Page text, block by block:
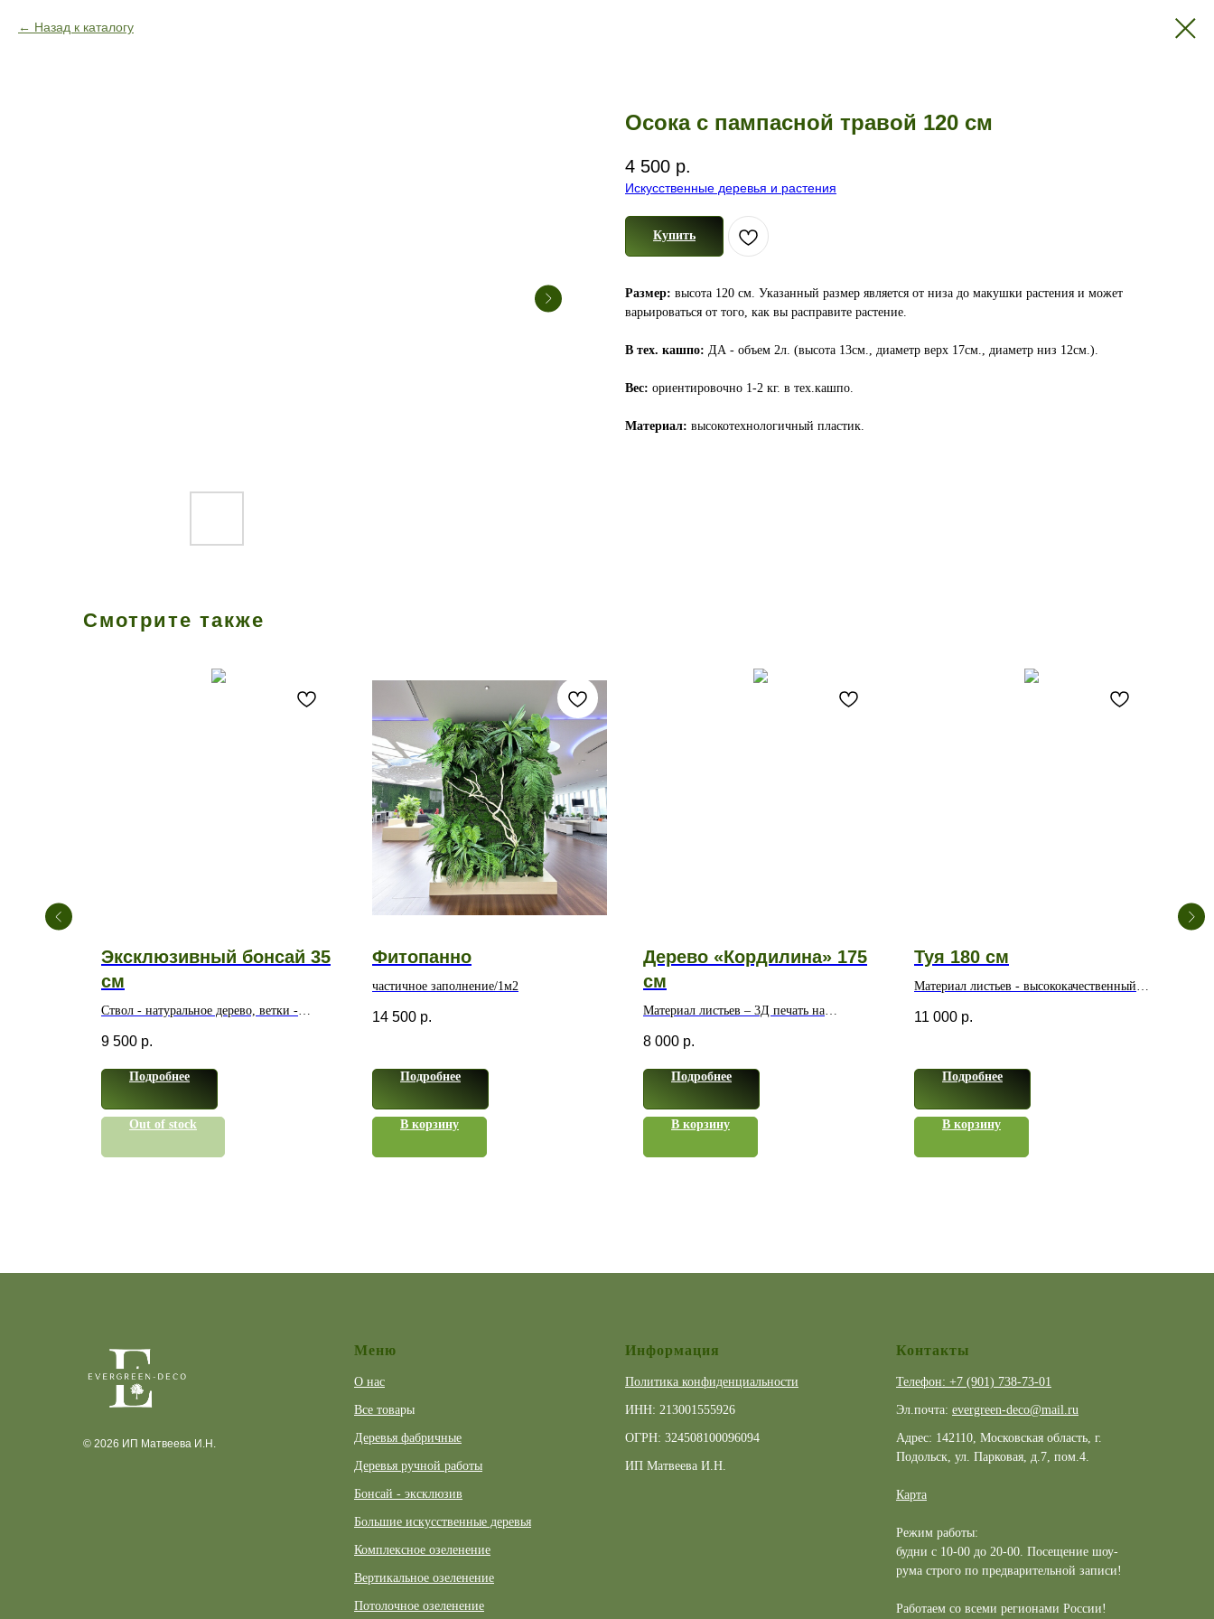
Назад к каталогу
Осока с пампасной травой 120 см
4 500 р.
Искусственные деревья и растения
Купить
Размер: высота 120 см. Указанный размер является от низа до макушки растения и может
варьироваться от того, как вы расправите растение.
В тех. кашпо: ДА - объем 2л. (высота 13см., диаметр верх 17см., диаметр низ 12см.).
Вес: ориентировочно 1-2 кг. в тех.кашпо.
Материал: высокотехнологичный пластик.
Смотрите также
Эксклюзивный бонсай 35
см
Ствол - натуральное дерево, ветки -
9 500 р.
Подробнее
Out of stock
Фитопанно
частичное заполнение/1м2
14 500 р.
Подробнее
В корзину
Дерево «Кордилина» 175
см
Материал листьев – 3Д печать на
полимерном волокне
8 000 р.
Подробнее
В корзину
Туя 180 см
Материал листьев - высококачественный
11 000 р.
Подробнее
В корзину
© 2026 ИП Матвеева И.Н.
Меню
О нас
Все товары
Деревья фабричные
Деревья ручной работы
Бонсай - эксклюзив
Большие искусственные деревья
Комплексное озеленение
Вертикальное озеленение
Потолочное озеленение
Информация
Политика конфиденциальности
ИНН: 213001555926
ОГРН: 324508100096094
ИП Матвеева И.Н.
Контакты
Телефон: +7 (901) 738-73-01
Эл.почта: evergreen-deco@mail.ru
Адрес: 142110, Московская область, г.
Подольск, ул. Парковая, д.7, пом.4.
Карта
Режим работы:
будни с 10-00 до 20-00. Посещение шоу-
рума строго по предварительной записи!
Работаем со всеми регионами России!